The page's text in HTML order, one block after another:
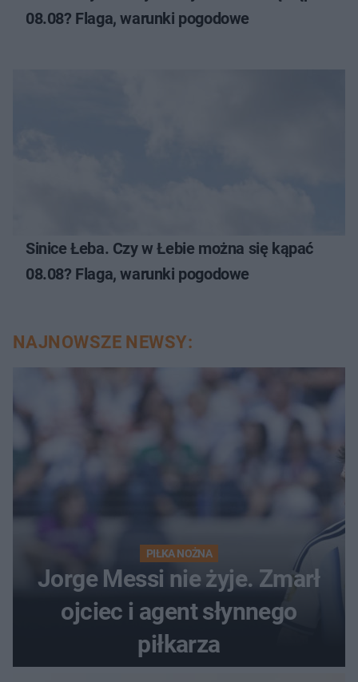
08.08? Flaga, warunki pogodowe
Sinice Łeba. Czy w Łebie można się kąpać
08.08? Flaga, warunki pogodowe
NAJNOWSZE NEWSY:
PIŁKA NOŻNA
Jorge Messi nie żyje. Zmarł
ojciec i agent słynnego
piłkarza